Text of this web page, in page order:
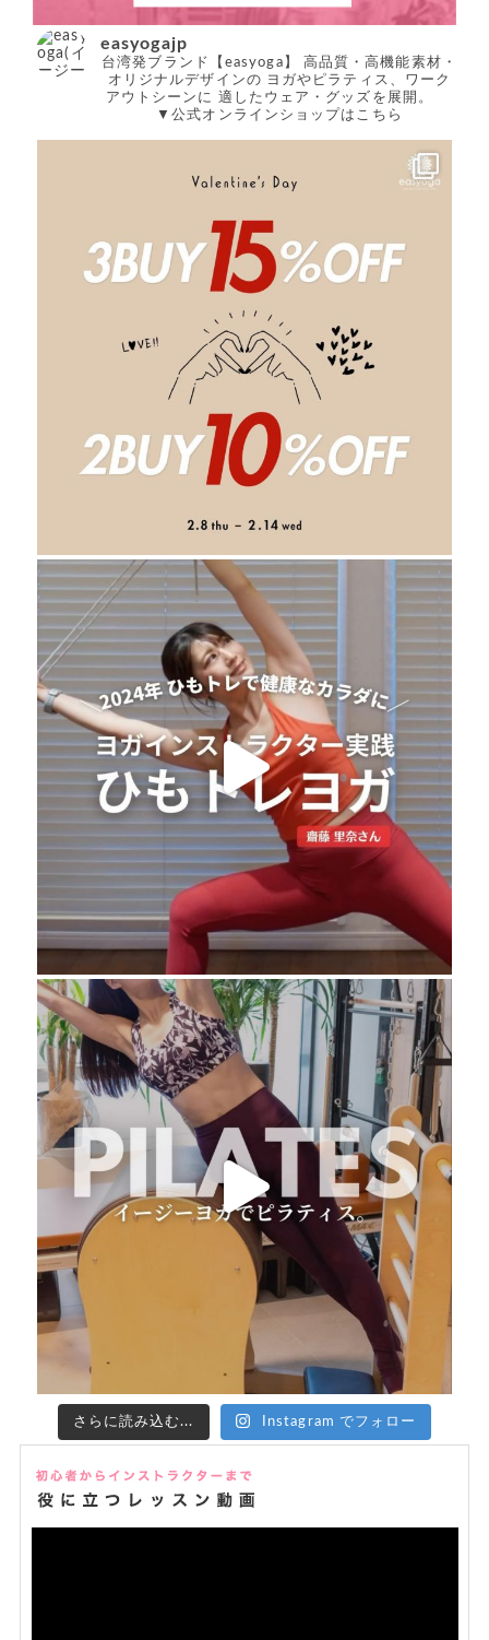
easyogajp
台湾発ブランド【easyoga】
高品質・高機能素材・
オリジナルデザインの ヨガやピラティス、ワーク
アウトシーンに 適したウェア・グッズを展開。
▼公式オンラインショップはこちら
さらに読み込む... Instagram でフォロー